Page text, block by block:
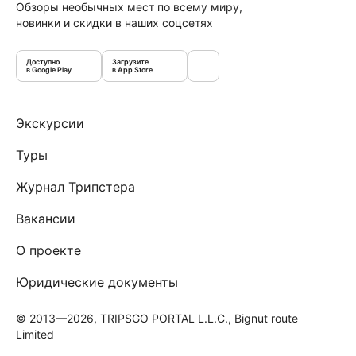
Обзоры необычных мест по всему миру,
новинки и скидки в наших соцсетях
Доступно
в Google Play
Загрузите
в App Store
Экскурсии
Туры
Журнал Трипстера
Вакансии
О проекте
Юридические документы
© 2013—2026, TRIPSGO PORTAL L.L.C., Bignut route
Limited